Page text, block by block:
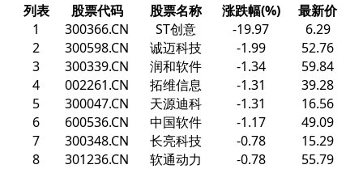
列表
股票代码 股票名称 涨跌幅(%)
最新价
1
300366.CN ST创意 -19.97
6.29
2
300598.CN 诚迈科技 -1.99
52.76
3
300339.CN 润和软件 -1.34
59.84
4
002261.CN 拓维信息 -1.31
39.28
5
300047.CN 天源迪科 -1.31
16.56
6
600536.CN 中国软件 -1.17
49.09
7
300348.CN 长亮科技 -0.78
15.29
8
301236.CN 软通动力 -0.78 55.79